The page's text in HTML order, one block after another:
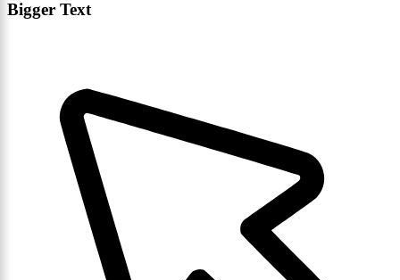
Bigger Text